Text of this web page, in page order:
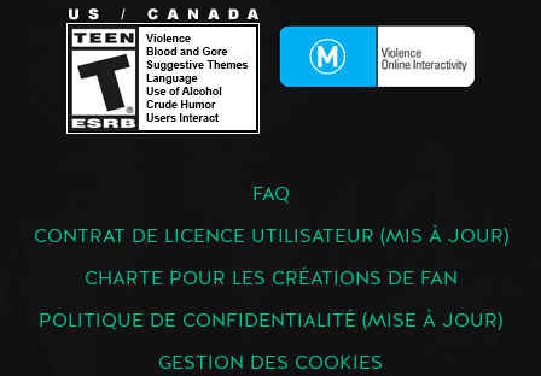
FAQ
CONTRAT DE LICENCE UTILISATEUR (MIS À JOUR)
CHARTE POUR LES CRÉATIONS DE FAN
POLITIQUE DE CONFIDENTIALITÉ (MISE À JOUR)
GESTION DES COOKIES